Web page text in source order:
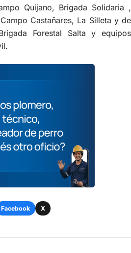
Quijano, Brigada Solidaria ,
Castañares, La Silleta y de
Forestal Salta y equipos
Facebook X